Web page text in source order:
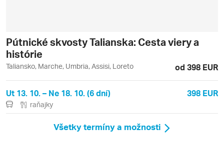
Pútnické skvosty Talianska: Cesta viery a
histórie
Taliansko, Marche, Umbria, Assisi, Loreto od 398 EUR
Ut 13. 10. – Ne 18. 10. (6 dní) 398 EUR
raňajky
Všetky termíny a možnosti